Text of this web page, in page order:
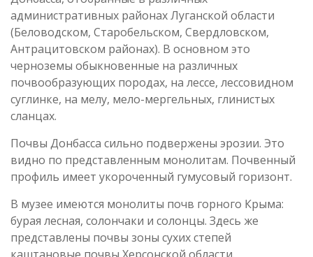
административных районах Луганской области
(Беловодском, Старобельском, Свердловском,
Антрацитовском районах). В основном это
черноземы обыкновенные на различных
почвообразующих породах, на лессе, лессовидном
суглинке, на мелу, мело-мергельных, глинистых
сланцах.
Почвы Донбасса сильно подвержены эрозии. Это
видно по представленным монолитам. Почвенный
профиль имеет укороченный гумусовый горизонт.
В музее имеются монолиты почв горного Крыма:
бурая лесная, солончаки и солонцы. Здесь же
представлены почвы зоны сухих степей